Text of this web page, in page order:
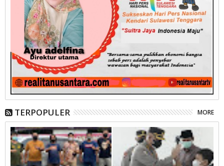
TERPOPULER MORE